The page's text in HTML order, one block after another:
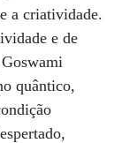
a criatividade.
e de
quântico,